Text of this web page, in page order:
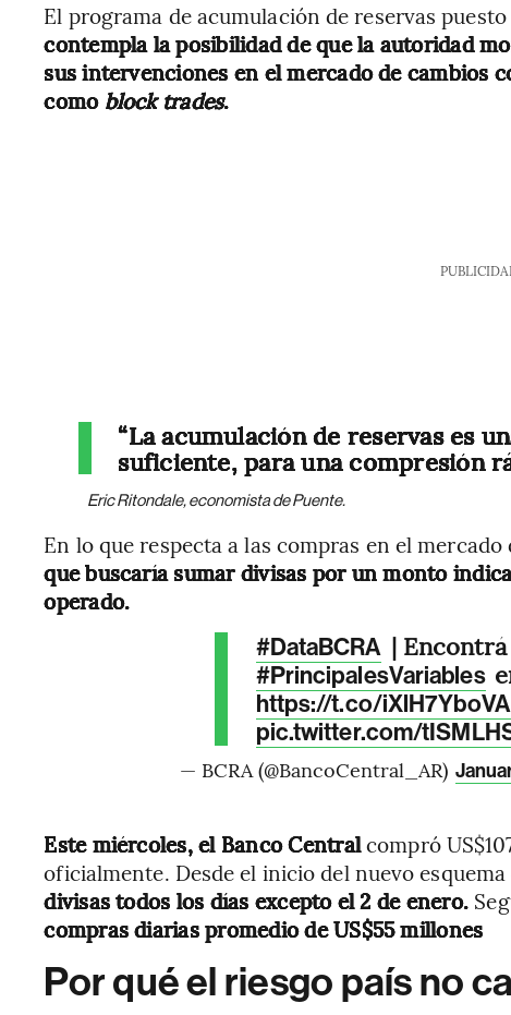
El programa de acumulación de reservas
contempla la posibilidad de que la autoridad
sus intervenciones en el mercado de cambios
comoblock trades.
“La acumulación de reservas es
suficiente, para una compresión
Eric Ritondale, economista de Puente.
En lo que respecta a las compras en el
que buscaría sumar divisas por un monto
operado.
#DataBCRA |
#PrincipalesVariables
https://t.co/iXlH7YboVA
pic.twitter.com/
— BCRA (@BancoCentral_AR)
Este miércoles, el Banco Centralcompró
oficialmente. Desde el inicio del nuevo
divisas todos los días excepto el 2 de enero.
compras diarias promedio de US$55 millones
Por qué el riesgo país no